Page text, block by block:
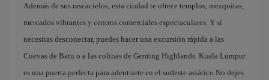
Además de sus rascacielos, esta ciudad te ofrece templos, mezquitas,
mercados vibrantes y centros comerciales espectaculares. Y si
necesitas desconectar, puedes hacer una excursión rápida a las
Cuevas de Batu o a las colinas de Genting Highlands. Kuala Lumpur
es una puerta perfecta para adentrarte en el sudeste asiático.No dejes